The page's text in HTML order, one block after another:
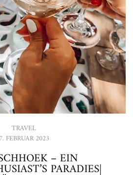
TRAVEL
7. FEBRUAR 2023
– EIN
PARADIES|